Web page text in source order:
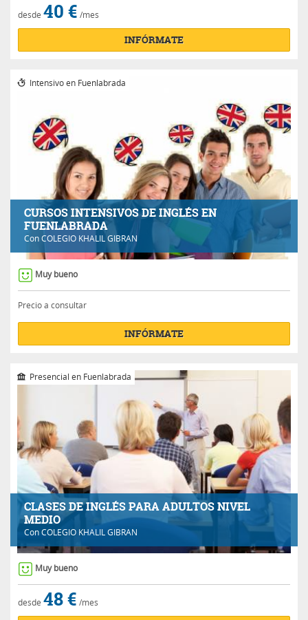
desde 40 € /mes
INFÓRMATE
CURSOS INTENSIVOS DE INGLÉS EN
FUENLABRADA
ConCOLEGIO KHALIL GIBRAN
Intensivo en Fuenlabrada
Muy bueno
Precio a consultar
INFÓRMATE
CLASES DE INGLÉS PARA ADULTOS NIVEL
MEDIO
ConCOLEGIO KHALIL GIBRAN
Presencial en Fuenlabrada
Muy bueno
desde 48 € /mes